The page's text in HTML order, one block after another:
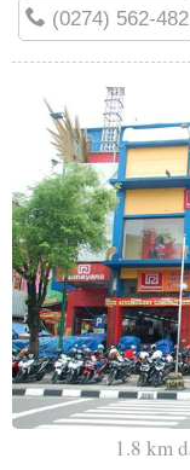
(0274) 562-482
1.8 km